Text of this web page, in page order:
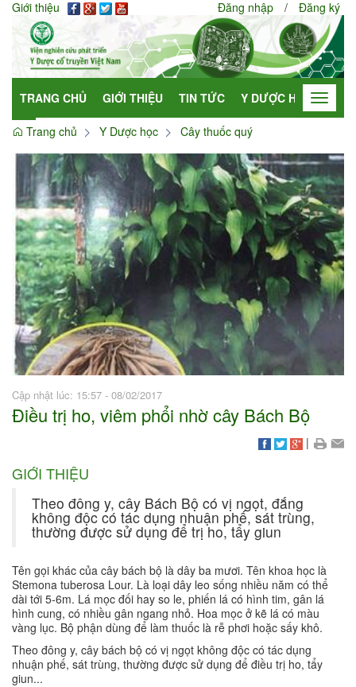
Giới thiệu Đăng nhập / Đăng ký
TRANG CHỦ GIỚI THIỆU TIN TỨC Y DƯỢC HỌC Toggle
Trang chủ
Y Dược học Cây thuốc quý
Cập nhật lúc: 15:57 - 08/02/2017
Điều trị ho, viêm phổi nhờ cây Bách Bộ
|
GIỚI THIỆU
Theo đông y, cây Bách Bộ có vị ngọt, đắng
không độc có tác dụng nhuận phế, sát trùng,
thường được sử dụng để trị ho, tẩy giun
Tên gọi khác của cây bách bộ là dây ba mươi. Tên khoa học là
Stemona tuberosa Lour. Là loại dây leo sống nhiều năm có thể
dài tới 5-6m. Lá mọc đối hay so le, phiến lá có hình tim, gân lá
hình cung, có nhiều gân ngang nhỏ. Hoa mọc ở kẽ lá có màu
vàng lục. Bộ phận dùng để làm thuốc là rễ phơi hoặc sấy khô.
Theo đông y, cây bách bộ có vị ngọt không độc có tác dụng
nhuận phế, sát trùng, thường được sử dụng để điều trị ho, tẩy
giun...